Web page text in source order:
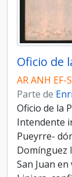
AR ANH EF-
Parte de
Oficio de la
Intendente
Pueyrre-
Domínguez
San Juan